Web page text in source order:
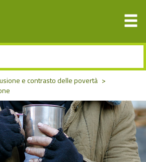
e contrasto delle povertà >